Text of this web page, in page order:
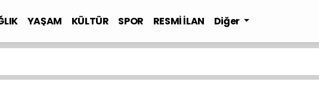
YAŞAM KÜLTÜR SPOR RESMİ İLAN Diğer